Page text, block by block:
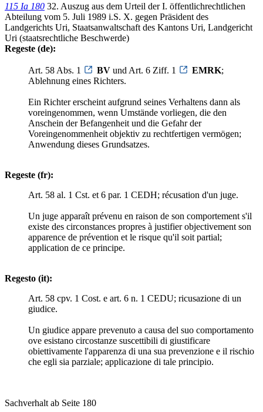
115 Ia 180 32. Auszug aus dem Urteil der I. öffentlichrechtlichen
Abteilung vom 5. Juli 1989 i.S. X. gegen Präsident des
Landgerichts Uri, Staatsanwaltschaft des Kantons Uri, Landgericht
Uri (staatsrechtliche Beschwerde)
Regeste (de):
Art. 58 Abs. 1 BV und Art. 6 Ziff. 1 EMRK;
Ablehnung eines Richters.
Ein Richter erscheint aufgrund seines Verhaltens dann als
voreingenommen, wenn Umstände vorliegen, die den
Anschein der Befangenheit und die Gefahr der
Voreingenommenheit objektiv zu rechtfertigen vermögen;
Anwendung dieses Grundsatzes.
Regeste (fr):
Art. 58 al. 1 Cst. et 6 par. 1 CEDH; récusation d'un juge.
Un juge apparaît prévenu en raison de son comportement s'il
existe des circonstances propres à justifier objectivement son
apparence de prévention et le risque qu'il soit partial;
application de ce principe.
Regesto (it):
Art. 58 cpv. 1 Cost. e art. 6 n. 1 CEDU; ricusazione di un
giudice.
Un giudice appare prevenuto a causa del suo comportamento
ove esistano circostanze suscettibili di giustificare
obiettivamente l'apparenza di una sua prevenzione e il rischio
che egli sia parziale; applicazione di tale principio.
Sachverhalt ab Seite 180